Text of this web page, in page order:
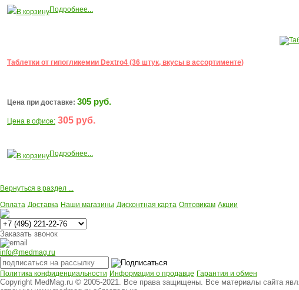
В корзинуПодробнее...
Таблетки от гипогликемии Dextro4 (36 штук, вкусы в ассортименте)
Цена при доставке: 305 руб.
Цена в офисе: 305 руб.
В корзинуПодробнее...
Вернуться в раздел ...
Оплата Доставка Наши магазины Дисконтная карта Оптовикам Акции
Заказать звонок
info@medmag.ru
Политика конфиденциальности Информация о продавце Гарантия и обмен
Copyright MedMag.ru © 2005-2021. Все права защищены. Все материалы сайта